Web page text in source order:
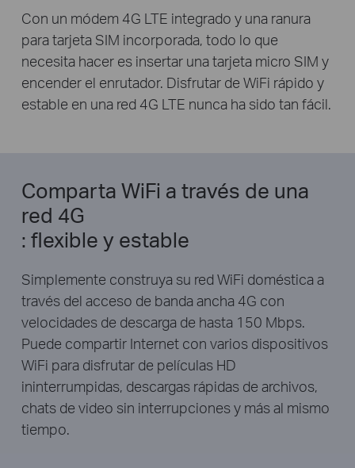
Con un módem 4G LTE integrado y una ranura
para tarjeta SIM incorporada, todo lo que
necesita hacer es insertar una tarjeta micro SIM y
encender el enrutador. Disfrutar de WiFi rápido y
estable en una red 4G LTE nunca ha sido tan fácil.
Comparta WiFi a través de una
red 4G
: flexible y estable
Simplemente construya su red WiFi doméstica a
través del acceso de banda ancha 4G con
velocidades de descarga de hasta 150 Mbps.
Puede compartir Internet con varios dispositivos
WiFi para disfrutar de películas HD
ininterrumpidas, descargas rápidas de archivos,
chats de video sin interrupciones y más al mismo
tiempo.